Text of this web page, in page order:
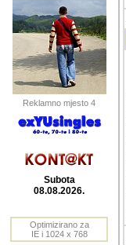
Reklamno mjesto 4
Subota
08.08.2026.
Optimizirano za
IE i 1024 x 768